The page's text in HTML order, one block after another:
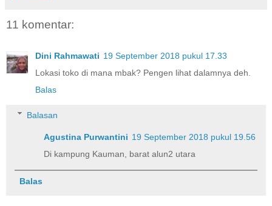
11 komentar:
Dini Rahmawati 19 September 2018 pukul 17.33
Lokasi toko di mana mbak? Pengen lihat dalamnya deh.
Balas
Balasan
Agustina Purwantini 19 September 2018 pukul 19.56
Di kampung Kauman, barat alun2 utara
Balas